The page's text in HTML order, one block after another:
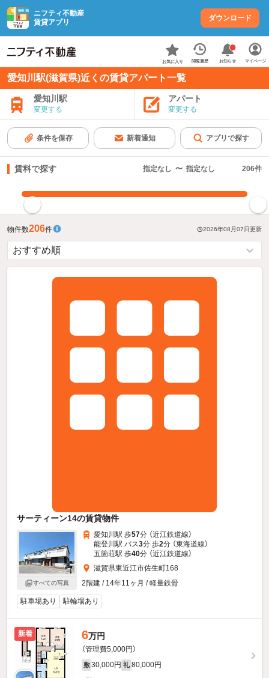
ニフティ不動産
賃貸アプリ
ダウンロード
お気に入り 閲覧履歴 お知らせ マイページ
愛知川駅(滋賀県)近くの賃貸アパート一覧
愛知川駅
変更する
アパート
変更する
条件を保存 新着通知 アプリで探す
賃料で探す 指定なし 〜 指定なし 206件
物件数206件 2026年08月07日更新
サーティーン14の賃貸物件
すべての写真
愛知川駅 歩57分 （近江鉄道線）
能登川駅 バス3分 歩2分 （東海道線）
五箇荘駅 歩40分 （近江鉄道線）
滋賀県東近江市佐生町168
2階建 / 14年11ヶ月 / 軽量鉄骨
駐車場あり 駐輪場あり
新着 6万円
（管理費5,000円）
敷 30,000円 礼 80,000円